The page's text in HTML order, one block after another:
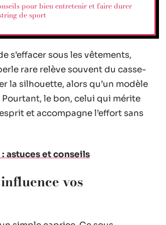
pour bien entretenir et faire durer
de sport
s’effacer sous les vêtements,
rare relève souvent du casse-
la silhouette, alors qu’un modèle
le bon, celui qui mérite
et accompagne l’effort sans
astuces et conseils
vos